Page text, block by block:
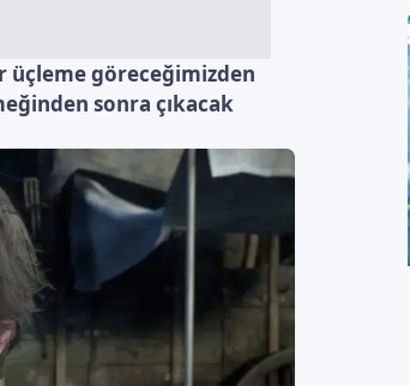
üçleme göreceğimizden
sonra çıkacak